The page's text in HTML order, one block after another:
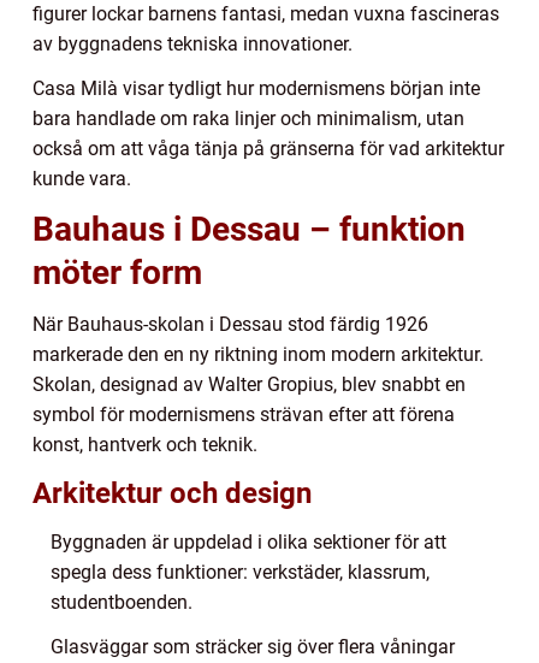
figurer lockar barnens fantasi, medan vuxna fascineras
av byggnadens tekniska innovationer.
Casa Milà visar tydligt hur modernismens början inte
bara handlade om raka linjer och minimalism, utan
också om att våga tänja på gränserna för vad arkitektur
kunde vara.
Bauhaus i Dessau – funktion
möter form
När Bauhaus-skolan i Dessau stod färdig 1926
markerade den en ny riktning inom modern arkitektur.
Skolan, designad av Walter Gropius, blev snabbt en
symbol för modernismens strävan efter att förena
konst, hantverk och teknik.
Arkitektur och design
Byggnaden är uppdelad i olika sektioner för att
spegla dess funktioner: verkstäder, klassrum,
studentboenden.
Glasväggar som sträcker sig över flera våningar